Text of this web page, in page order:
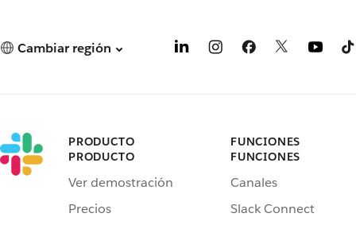
Cambiar región
PRODUCTO
PRODUCTO
Ver demostración
Precios
FUNCIONES
FUNCIONES
Canales
Slack Connect